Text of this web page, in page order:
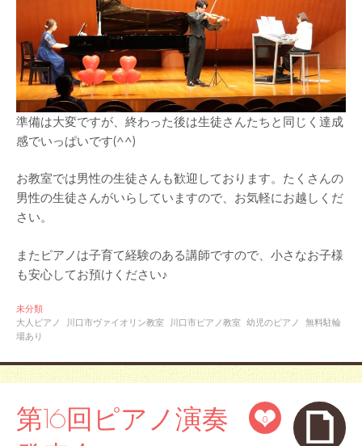
準備は大変ですが、終わった後は生徒さんたちと同じく達成
感でいっぱいです(^^)
お教室では男性の生徒さんも歓迎しております。たくさんの
男性の生徒さんがいらしていますので、お気軽にお越しくだ
さい。
またピアノは子育て経験のある講師ですので、小さなお子様
も安心してお預けください♪
未分類
大人ピアノ
川口市ヴァイオリン教室 川口市ピアノ教室 幼児のピアノ
無料駐輪
場あり
0
第16回ピアノ演奏